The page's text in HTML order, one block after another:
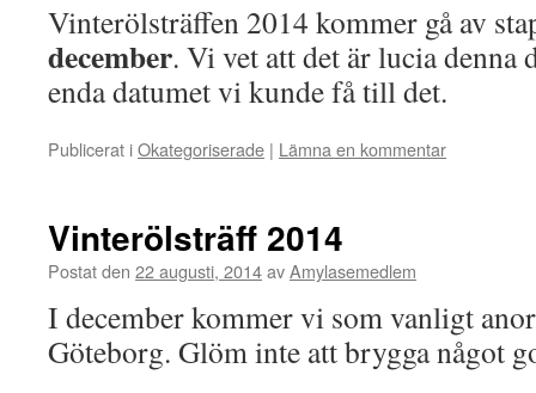
Vinterölsträffen 2014 kommer gå av
december. Vi vet att det är lucia denna
enda datumet vi kunde få till det.
Publicerat iOkategoriserade | Lämna en kommentar
Vinterölsträff 2014
Postat den 22 augusti, 2014avAmylasemedlem
I december kommer vi som vanligt
Göteborg. Glöm inte att brygga något